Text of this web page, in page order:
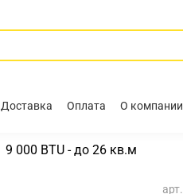
Доставка Оплата О компании
9 000 BTU - до 26 кв.м
арт.